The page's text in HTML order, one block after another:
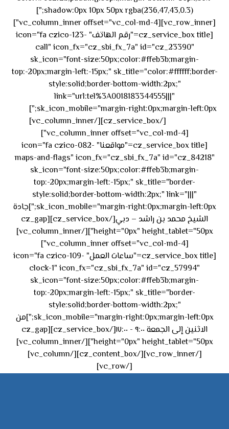
shadow:0px 10px 50px rgba(236,47,43,0.3);"]
[vc_row_inner][vc_column_inner offset="vc_col-md-4"]
[cz_service_box title="رقم الهاتف" icon="fa czico-123-
call" icon_fx="cz_sbi_fx_7a" id="cz_23390"
sk_icon="font-size:50px;color:#ffeb3b;margin-
top:-20px;margin-left:-15px;" sk_title="color:#ffffff;border-
style:solid;border-bottom-width:2px;"
link="url:tel%3A0018183344555|||"
sk_icon_mobile="margin-right:0px;margin-left:0px;"]
[/cz_service_box][/vc_column_inner]
[vc_column_inner offset="vc_col-md-4"]
[cz_service_box title="مواقعنا" icon="fa czico-082-
maps-and-flags" icon_fx="cz_sbi_fx_7a" id="cz_84218"
sk_icon="font-size:50px;color:#ffeb3b;margin-
top:-20px;margin-left:-15px;" sk_title="border-
style:solid;border-bottom-width:2px;" link="|||"
sk_icon_mobile="margin-right:0px;margin-left:0px;"]جادة
الشيخ محمد بن راشد – دبي[/cz_service_box][cz_gap
height="0px" height_tablet="50px"][/vc_column_inner]
[vc_column_inner offset="vc_col-md-4"]
[cz_service_box title="ساعات العمل" icon="fa czico-109-
clock-1" icon_fx="cz_sbi_fx_7a" id="cz_57994"
sk_icon="font-size:50px;color:#ffeb3b;margin-
top:-20px;margin-left:-15px;" sk_title="border-
style:solid;border-bottom-width:2px;"
sk_icon_mobile="margin-right:0px;margin-left:0px;"]من
الاثنين إلى الجمعة ٩:٠٠ - ١٧:٠٠[/cz_service_box][cz_gap
height="0px" height_tablet="50px"][/vc_column_inner]
[/vc_row_inner][/cz_content_box][/vc_column]
[/vc_row]